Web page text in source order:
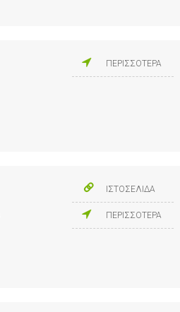
ΠΕΡΙΣΣΟΤΕΡΑ
ΙΣΤΟΣΕΛΙΔΑ
ΠΕΡΙΣΣΟΤΕΡΑ